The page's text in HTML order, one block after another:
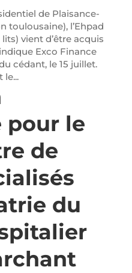
de Plaisance-
toulousaine), l’Ehpad
vient d’être acquis
Exco Finance
cédant, le 15 juillet.
le...
pour le
de
du